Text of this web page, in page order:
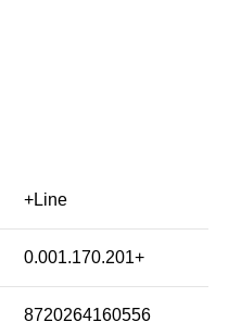
+Line
0.001.170.201+
8720264160556